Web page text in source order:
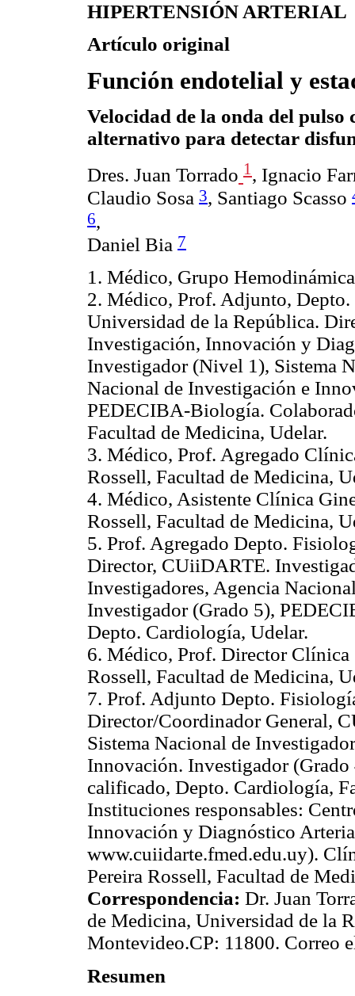
HIPERTENSIÓN ARTERIAL
Artículo original
Función endotelial y
Velocidad de la onda del
alternativo para detectar
Dres. Juan Torrado 1 , Ignacio
Claudio Sosa 3, Santiago Scasso
6,
Daniel Bia 7
1. Médico, Grupo
2. Médico, Prof. Adjunto,
Universidad de la República.
Investigación, Innovación y
Investigador (Nivel 1), Sistema
Nacional de Investigación e
PEDECIBA-Biología.
Facultad de Medicina, Udelar.
3. Médico, Prof. Agregado
Rossell, Facultad de Medicina,
4. Médico, Asistente Clínica
Rossell, Facultad de Medicina,
5. Prof. Agregado Depto.
Director, CUiiDARTE.
Investigadores, Agencia
Investigador (Grado 5),
Depto. Cardiología, Udelar.
6. Médico, Prof. Director
Rossell, Facultad de Medicina,
7. Prof. Adjunto Depto.
Director/Coordinador General,
Sistema Nacional de
Innovación. Investigador
calificado, Depto. Cardiología,
Instituciones responsables:
Innovación y Diagnóstico
www.cuiidarte.fmed.edu.uy).
Pereira Rossell, Facultad de
Correspondencia: Dr. Juan
de Medicina, Universidad de la
Montevideo.CP: 11800. Correo
Resumen